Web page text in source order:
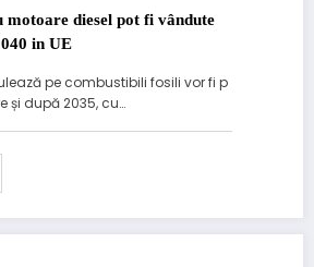
motoare diesel pot fi vândute
in UE
pe combustibili fosili vor fi p
și după 2035, cu…